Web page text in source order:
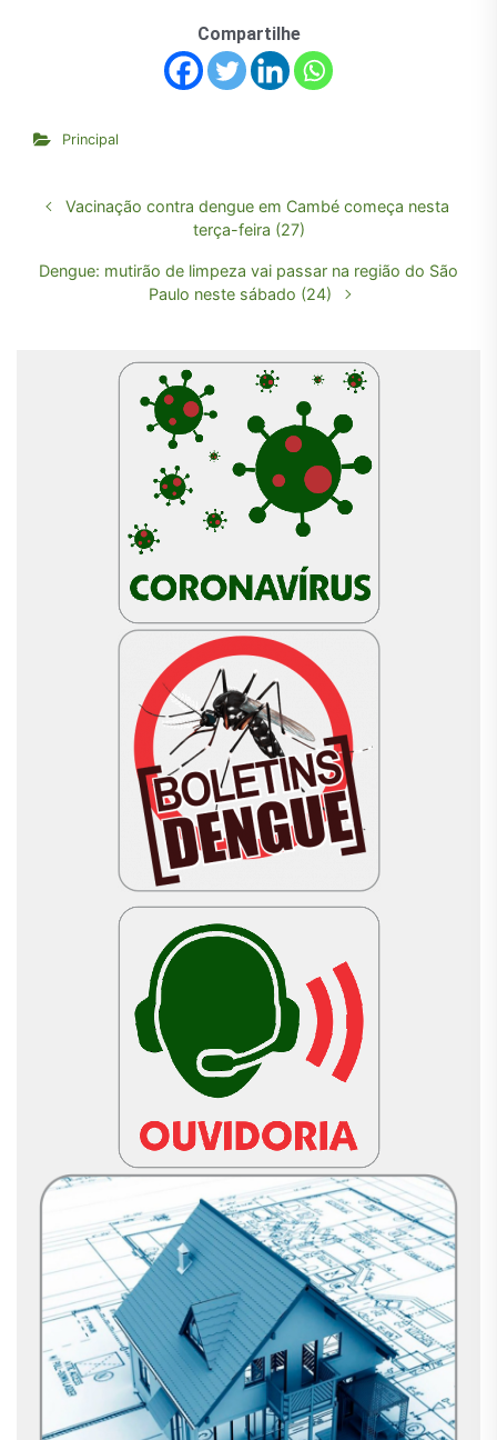
Compartilhe
Principal
Vacinação contra dengue em Cambé começa nesta
terça-feira (27)
Dengue: mutirão de limpeza vai passar na região do São
Paulo neste sábado (24)